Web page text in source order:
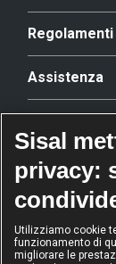
Assistenza
2024
Sisal
privacy:
Utilizziamo cookie
funzionamento di
migliorare le